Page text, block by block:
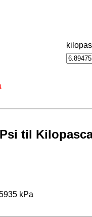
til
kPa